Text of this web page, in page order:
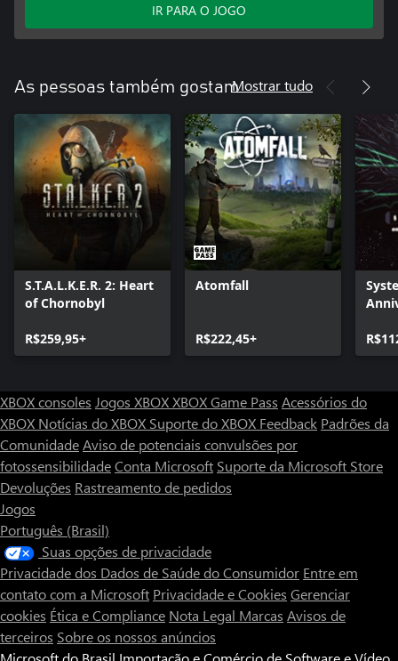
IR PARA O JOGO
As pessoas também gostamMostrar tudo
S.T.A.L.K.E.R. 2: Heart
of Chornobyl
R$259,95+
Atomfall
R$222,45+
XBOX consoles Jogos XBOXXBOX Game Pass Acessórios do
XBOX Notícias do XBOX Suporte do XBOX Feedback Padrões da
ComunidadeAviso de potenciais convulsões por
fotossensibilidadeConta Microsoft Suporte da Microsoft Store
Devoluções Rastreamento de pedidos
Jogos
Português (Brasil)
Suas opções de privacidade
Privacidade dos Dados de Saúde do Consumidor Entre em
contato com a Microsoft Privacidade e Cookies Gerenciar
cookies Ética e Compliance Nota Legal Marcas Avisos de
terceiros Sobre os nossos anúncios